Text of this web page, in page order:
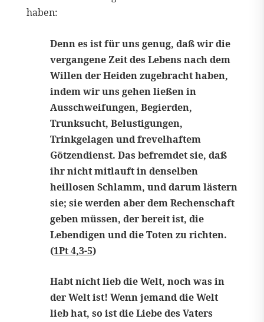
haben:
Denn es ist für uns genug, daß wir die
vergangene Zeit des Lebens nach dem
Willen der Heiden zugebracht haben,
indem wir uns gehen ließen in
Ausschweifungen, Begierden,
Trunksucht, Belustigungen,
Trinkgelagen und frevelhaftem
Götzendienst. Das befremdet sie, daß
ihr nicht mitlauft in denselben
heillosen Schlamm, und darum lästern
sie; sie werden aber dem Rechenschaft
geben müssen, der bereit ist, die
Lebendigen und die Toten zu richten.
(1Pt 4,3-5)
Habt nicht lieb die Welt, noch was in
der Welt ist! Wenn jemand die Welt
lieb hat, so ist die Liebe des Vaters